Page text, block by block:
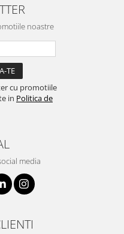
noastre
cu promotiile
in Politica de
media